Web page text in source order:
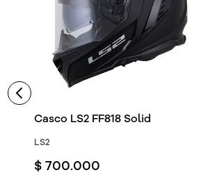
Casco LS2 FF818 Solid
LS2
$ 700.000